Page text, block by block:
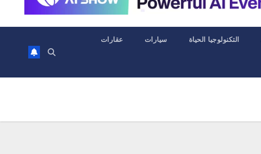
التكنولوجيا الحياة سيارات عقارات